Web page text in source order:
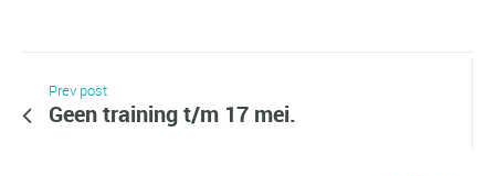
Prev post
Geen training t/m 17 mei.